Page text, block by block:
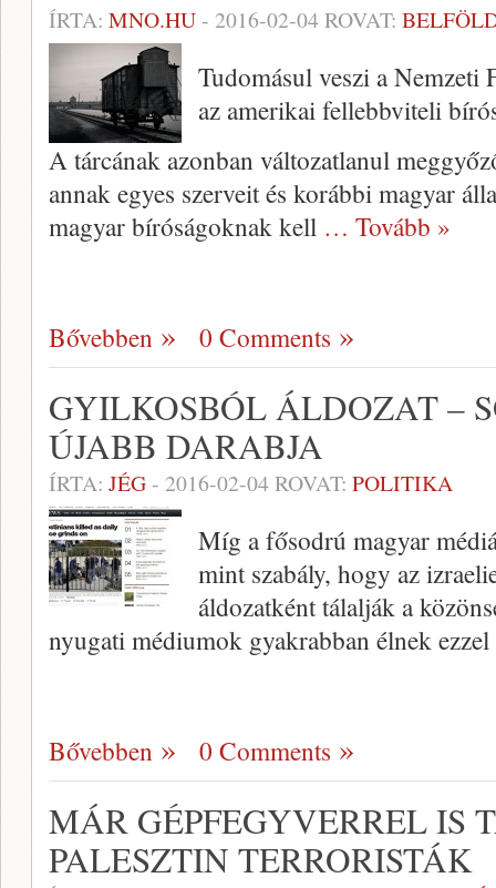
ÍRTA: MNO.HU- 2016-02-04ROVAT:
Tudomásul veszi a
az amerikai fellebbviteli
A tárcának azonban változatlanul
annak egyes szerveit és korábbi magyar
magyar bíróságoknak kell … Tovább »
Bővebben 0 Comments
GYILKOSBÓL ÁLDOZAT –
ÚJABB DARABJA
ÍRTA: JÉG- 2016-02-04ROVAT: POLITIKA
Míg a fősodrú magyar
mint szabály, hogy az
áldozatként tálalják a
nyugati médiumok gyakrabban élnek
Bővebben 0 Comments
MÁR GÉPFEGYVERREL IS
PALESZTIN TERRORISTÁK